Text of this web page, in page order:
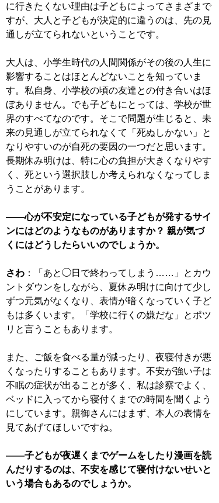
に行きたくない理由は子どもによってさまざまで
すが、大人と子どもが決定的に違うのは、先の見
通しが立てられないということです。
大人は、小学生時代の人間関係がその後の人生に
影響することはほとんどないことを知っていま
す。私自身、小学校の頃の友達との付き合いはほ
ぼありません。でも子どもにとっては、学校が世
界のすべてなのです。そこで問題が生じると、未
来の見通しが立てられなくて「死ぬしかない」と
なりやすいのが自死の要因の一つだと思います。
長期休み明けは、特に心の負担が大きくなりやす
く、死という選択肢しか考えられなくなってしま
うことがあります。
――心が不安定になっている子どもが発するサイ
ンにはどのようなものがありますか？ 親が気づ
くにはどうしたらいいのでしょうか。
さわ ：「あと◯日で終わってしまう……」とカウ
ントダウンをしながら、夏休み明けに向けて少し
ずつ元気がなくなり、表情が暗くなっていく子ど
もは多くいます。「学校に行くの嫌だな」とポツ
リと言うこともあります。
また、ご飯を食べる量が減ったり、夜寝付きが悪
くなったりすることもあります。不安が強い子は
不眠の症状が出ることが多く、私は診察でよく、
ベッドに入ってから寝付くまでの時間を聞くよう
にしています。親御さんにはまず、本人の表情を
見てあげてほしいですね。
――子どもが夜遅くまでゲームをしたり漫画を読
んだりするのは、不安を感じて寝付けないせいと
いう場合もあるのでしょうか。